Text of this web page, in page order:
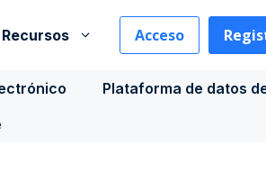
Recursos Acceso
Plataforma de datos